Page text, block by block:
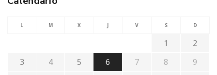
L M X J V S D
1
2
3
4 5 6 7 8
9